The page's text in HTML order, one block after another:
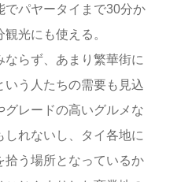
でパヤータイまで30分か
光にも使える。
らず、あまり繁華街に
う人たちの需要も見込
レードの高いグルメな
れないし、タイ各地に
拾う場所となっているか